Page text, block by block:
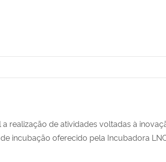
realização de atividades voltadas à
incubação oferecido pela Incubadora